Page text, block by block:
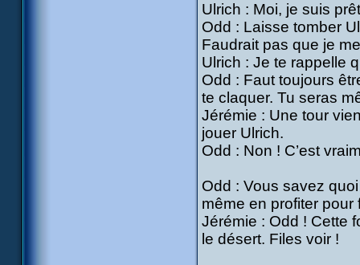
Ulrich : Moi, je suis
Odd : Laisse tomber
Faudrait pas que je
Ulrich : Je te rappelle
Odd : Faut toujours
te claquer. Tu seras
Jérémie : Une tour
jouer Ulrich.
Odd : Non ! C’est
Odd : Vous savez
même en profiter
Jérémie : Odd ! Cette
le désert. Files voir !